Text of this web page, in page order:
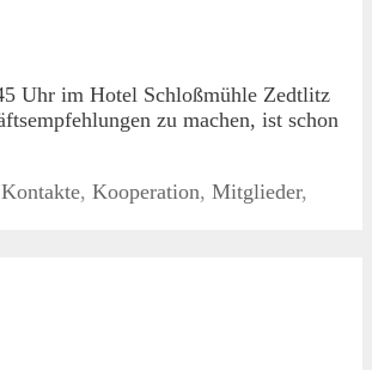
Uhr im Hotel Schloßmühle Zedtlitz
zu machen, ist schon
Kontakte, Kooperation, Mitglieder,